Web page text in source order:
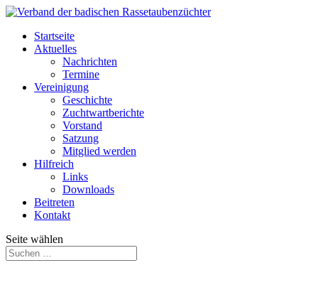
Startseite
Aktuelles
Nachrichten
Termine
Vereinigung
Geschichte
Zuchtwartberichte
Vorstand
Satzung
Mitglied werden
Hilfreich
Links
Downloads
Beitreten
Kontakt
Seite wählen